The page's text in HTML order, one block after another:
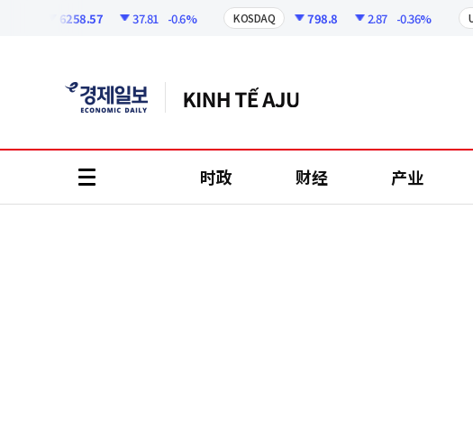
6258.57 37.81 -0.6% KOSDAQ 798.8 2.87 -0.36% USD
时政 财经 产业